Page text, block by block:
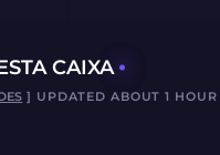
CAIXA
] UPDATED ABOUT 1 HOUR